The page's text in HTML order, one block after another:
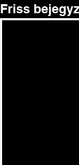
Friss